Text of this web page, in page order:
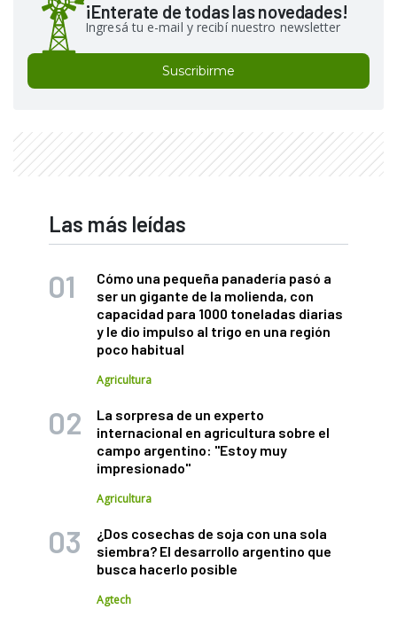
¡Enterate de todas las novedades!
Ingresá tu e-mail y recibí nuestro newsletter
Suscribirme
Las más leídas
Cómo una pequeña panadería pasó a
ser un gigante de la molienda, con
capacidad para 1000 toneladas diarias
y le dio impulso al trigo en una región
poco habitual
Agricultura
La sorpresa de un experto
internacional en agricultura sobre el
campo argentino: "Estoy muy
impresionado"
Agricultura
¿Dos cosechas de soja con una sola
siembra? El desarrollo argentino que
busca hacerlo posible
Agtech